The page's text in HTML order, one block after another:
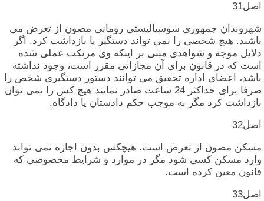
اصل‏31
شهروندان‏ جمهوری‏ سوسیالیستی‏ رومانی‏ مصون‏ از تعرض‏ می‏
باشند. هیچ‏ شخصی‏ را نمی‏ تواند دستگیر یا بازداشت‏ کرد. اگر
دلایل‏ موجه‏ و شواهدی‏ مبنی‏ بر اینکه‏ وی‏ مرتکب‏ عملی‏ شده‏
است‏ که‏ در قانون‏ برای‏ آن‏ مجازاتی‏ مقرر است‏، وجود نداشته‏
باشد، اعضای‏ اداره‏ تحقیق‏ می‏ توانند دستور دستگیری‏ شخص‏ را
صرفا برای‏ حداکثر 24 ساعت‏ صادر نمایند هیچ‏ کس‏ را نمی‏ توان‏
بازداشت‏ کرد مگر به‏ موجب‏ حکم‏ دادستان‏ یا دادگاه‏.
اصل‏32
مسکن‏ مصون‏ از تعرض‏ است‏. هیچکس‏ بدون‏ اجازه‏ نمی‏ تواند
وارد مسکن‏ کسی‏ شود مگر در موارد و شرایط مخصوصی‏ که‏
قانون‏ معین‏ کرده‏ است‏.
اصل‏33